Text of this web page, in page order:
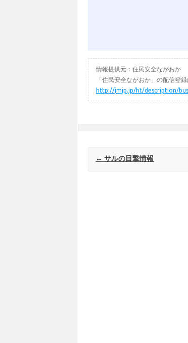
情報提供元：住民安全ながおか
「住民安全ながおか」の配信登録
http://jmjp.jp/ht/description/
Post navigation
← サルの目撃情報